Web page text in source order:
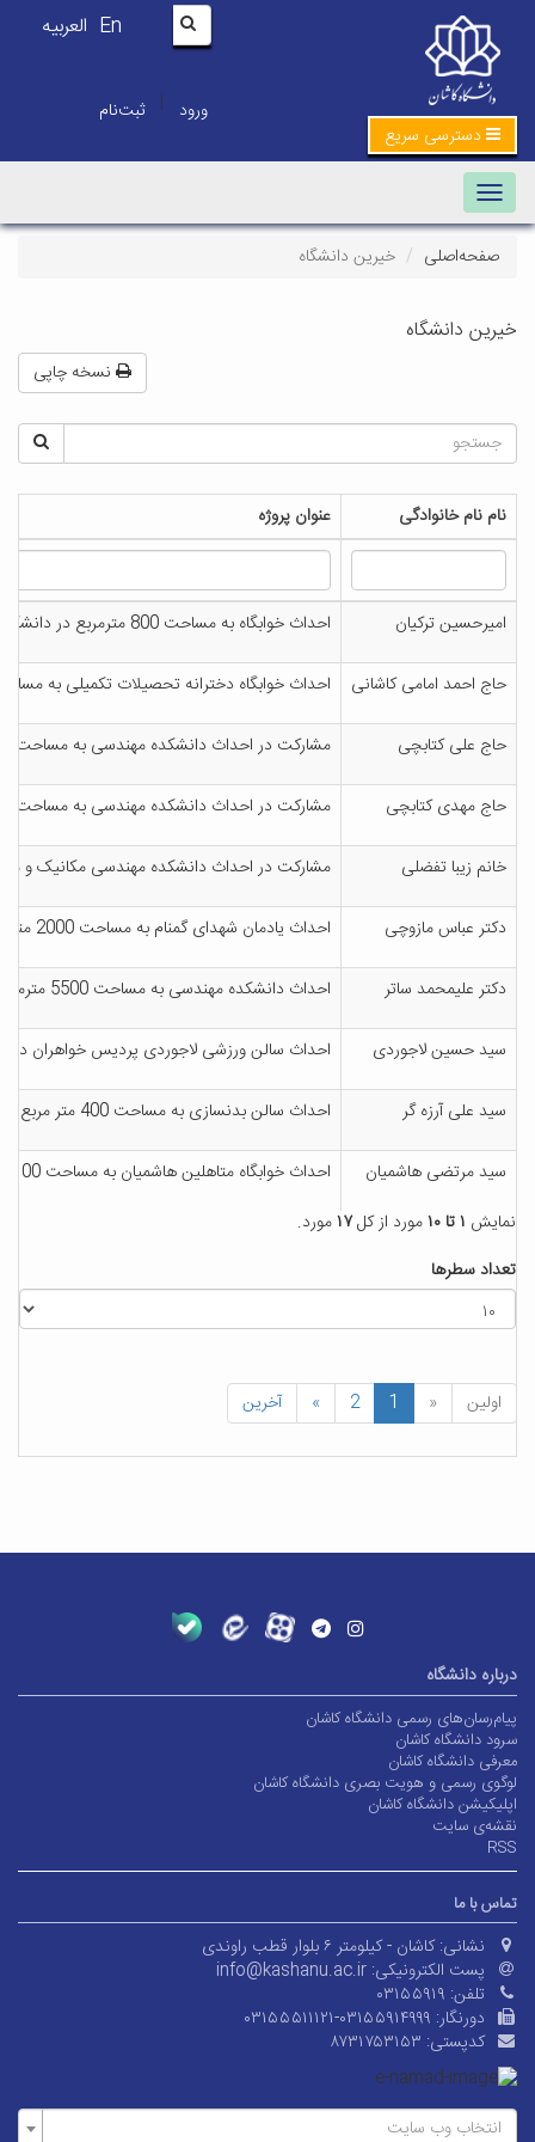
En العربیه
ورود | ثبت‌نام
دسترسی سریع
Toggle navigation
صفحه‌اصلی خیرین دانشگاه
خیرین دانشگاه
نسخه چاپی
نام نام خانوادگی عنوان پروژه
امیرحسین ترکیان احداث خوابگاه به مساحت 800 مترمربع در دانشگاه کاشان
حاج احمد امامی کاشانی احداث خوابگاه دخترانه تحصیلات تکمیلی به مساحت 1200متر مربع در دانشگاه
حاج علی کتابچی مشارکت در احداث دانشکده مهندسی به مساحت 5500 مترمربع در دانشگاه کاشان
حاج مهدی کتابچی مشارکت در احداث دانشکده مهندسی به مساحت 5500 مترمربع در دانشگاه کاشان
خانم زیبا تفضلی مشارکت در احداث دانشکده مهندسی مکانیک و
دکتر عباس مازوچی احداث یادمان شهدای گمنام به مساحت 2000 متر در دانشگاه کاشان
دکتر علیمحمد ساتر احداث دانشکده مهندسی به مساحت 5500 مترمربع در دانشگاه کاشان
سید حسین لاجوردی احداث سالن ورزشی لاجوردی پردیس خواهران در
سید علی آرزه گر احداث سالن بدنسازی به مساحت 400 متر مربع در دانشگاه کاشان
سید مرتضی هاشمیان
احداث خوابگاه متاهلین هاشمیان به مساحت 1100 متر مربع در دانشگاه کاشان
نمایش ۱ تا ۱۰ مورد از کل۱۷مورد.
تعداد سطرها
اولین «
1
2
» آخرین
درباره دانشگاه
پیام‌رسان‌های رسمی دانشگاه کاشان
سرود دانشگاه کاشان
معرفی دانشگاه کاشان
لوگوی رسمی و هویت بصری دانشگاه کاشان
اپلیکیشن دانشگاه کاشان
نقشه‌ی سایت
RSS
تماس با ما
نشانی: کاشان - کیلومتر ۶ بلوار قطب راوندی
پست الکترونیکی: info@kashanu.ac.ir
تلفن: ۰۳۱۵۵۹۱۹
دورنگار: ۰۳۱۵۵۵۱۱۱۲۱-۰۳۱۵۵۹۱۴۹۹۹
کدپستی: ۸۷۳۱۷۵۳۱۵۳
انتخاب وب سایت